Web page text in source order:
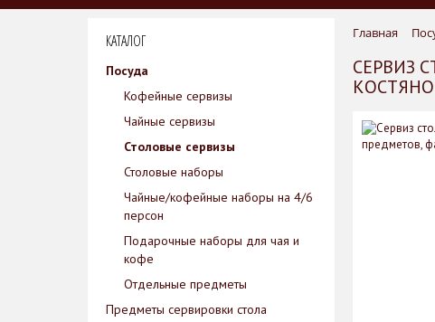
Главная
СЕРВИЗ
КАТАЛОГ
Посуда
Кофейные сервизы
Чайные сервизы
Столовые сервизы
Столовые наборы
Чайные/кофейные наборы на 4/6
персон
Подарочные наборы для чая и
кофе
Отдельные предметы
Предметы сервировки стола